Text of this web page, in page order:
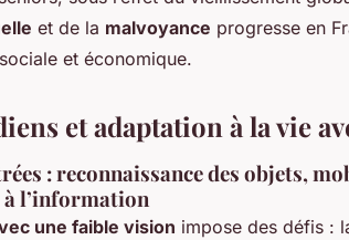
et de la malvoyance progresse en
et économique.
et adaptation à la vie
: reconnaissance des objets,
à l’information
une faible vision impose des défis :